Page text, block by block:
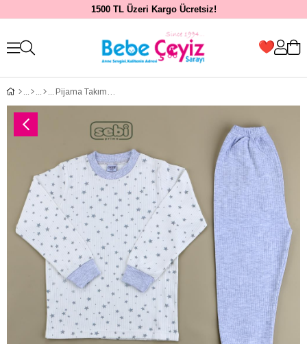
1500 TL Üzeri Kargo Ücretsiz!
Pijama Takım...Yıldızlı 4-6 Yaş